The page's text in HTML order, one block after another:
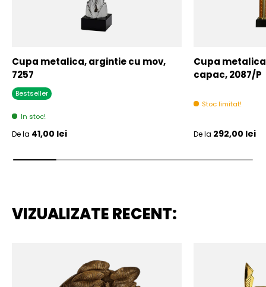
Cupa metalica, argintie cu mov,
7257
Bestseller
In stoc!
Pret initial
De la 41,00 lei
Cupa
capac, 2087/P
Stoc limitat!
Pret initial
De la 292,00 lei
VIZUALIZATE RECENT: